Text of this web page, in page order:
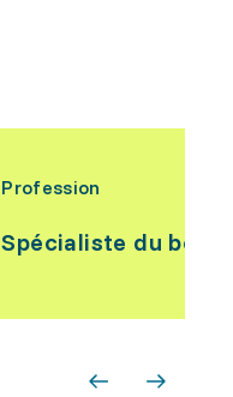
Profession
Spécialiste du bois